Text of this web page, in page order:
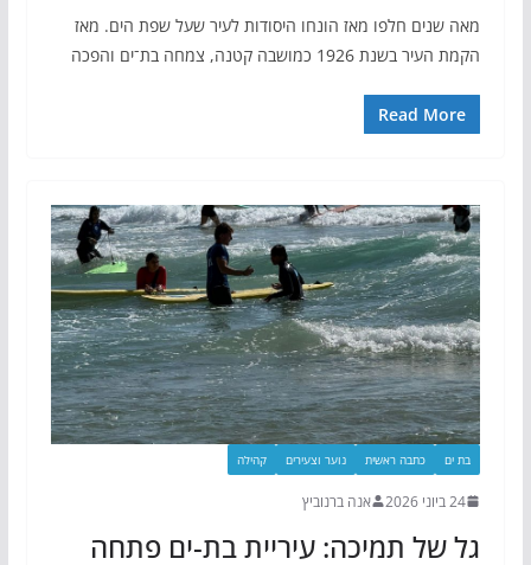
מאה שנים חלפו מאז הונחו היסודות לעיר שעל שפת הים. מאז
הקמת העיר בשנת 1926 כמושבה קטנה, צמחה בת־ים והפכה
Read More
בת ים כתבה ראשית נוער וצעירים קהילה
24 ביוני 2026 אנה ברנוביץ
גל של תמיכה: עיריית בת-ים פתחה